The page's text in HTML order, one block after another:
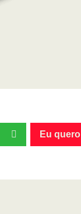
Eu quero